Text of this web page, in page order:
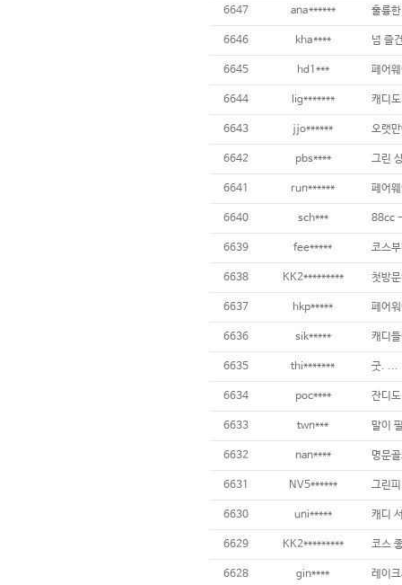
6647 ana****** 훌륭
6646 kha**** 넘 즐
6645 hd1***
6644 lig*******
6643 jjo******
6642 pbs****
6641 run****** 페어
6640 sch***
6639 fee*****
6638 KK2*********
6637 hkp*****
6636 sik*****
6635 thi******* 굿. ...
6634 poc****
6633 twn***
6632 nan****
6631 NV5******
6630 uni*****
6629 KK2*********
6628 gin****